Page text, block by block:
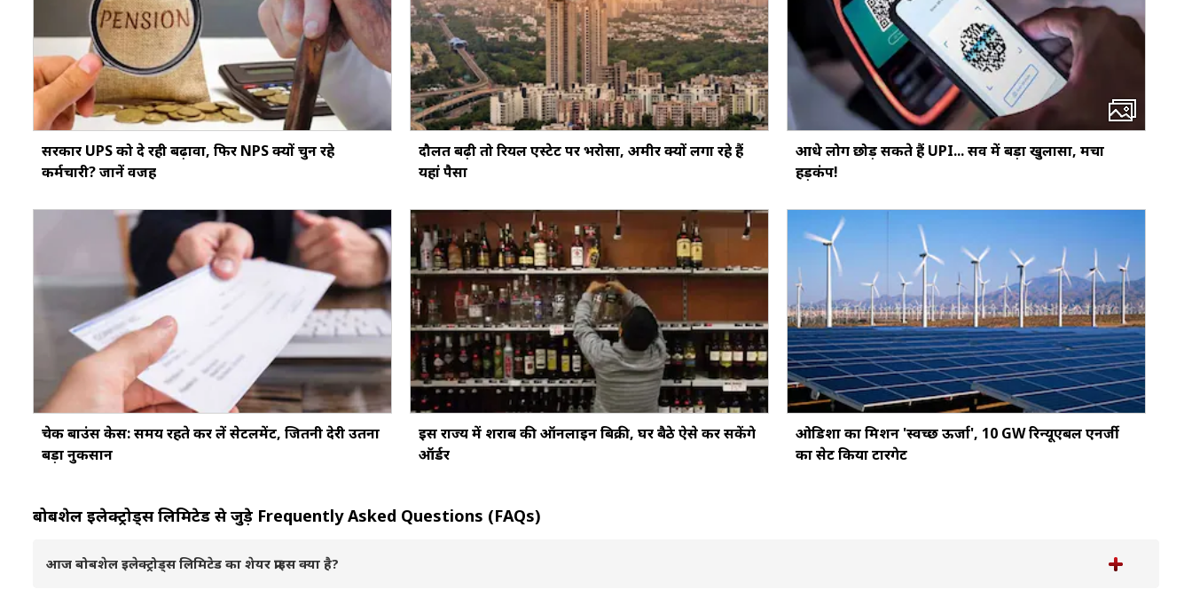
सरकार UPS को दे रही बढ़ावा, फिर NPS क्यों चुन रहे
कर्मचारी? जानें वजह
दौलत बढ़ी तो रियल एस्टेट पर भरोसा, अमीर क्यों लगा रहे हैं
यहां पैसा
आधे लोग छोड़ सकते हैं UPI... सर्वे में बड़ा खुलासा, मचा
हड़कंप!
चेक बाउंस केस: समय रहते कर लें सेटलमेंट, जितनी देरी उतना
बड़ा नुकसान
इस राज्य में शराब की ऑनलाइन बिक्री, घर बैठे ऐसे कर सकेंगे
ऑर्डर
ओडिशा का मिशन 'स्वच्छ ऊर्जा', 10 GW रिन्यूएबल एनर्जी
का सेट किया टारगेट
बोबशेल इलेक्ट्रोड्स लिमिटेड से जुड़े Frequently Asked Questions (FAQs)
आज बोबशेल इलेक्ट्रोड्स लिमिटेड का शेयर प्राइस क्या है?